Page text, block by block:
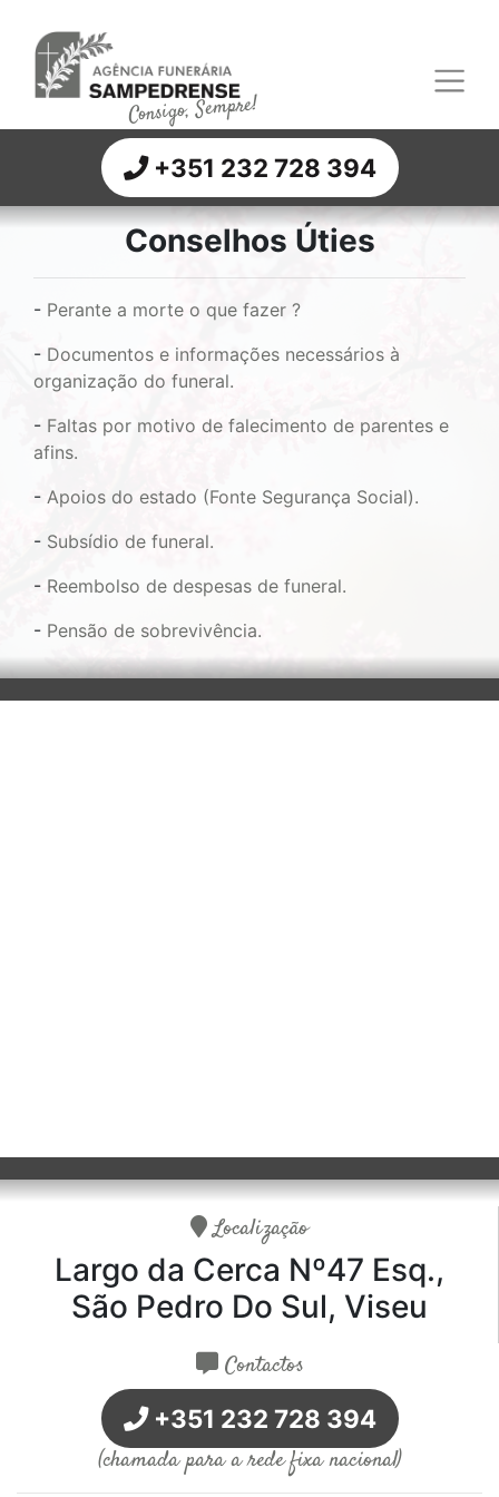
Consigo, Sempre!
+351 232 728 394
Conselhos Úties
- Perante a morte o que fazer ?
- Documentos e informações necessários à
organização do funeral.
- Faltas por motivo de falecimento de parentes e
afins.
- Apoios do estado (Fonte Segurança Social).
- Subsídio de funeral.
- Reembolso de despesas de funeral.
- Pensão de sobrevivência.
Localização
Largo da Cerca Nº47 Esq.,
São Pedro Do Sul, Viseu
Contactos
+351 232 728 394
(chamada para a rede fixa nacional)